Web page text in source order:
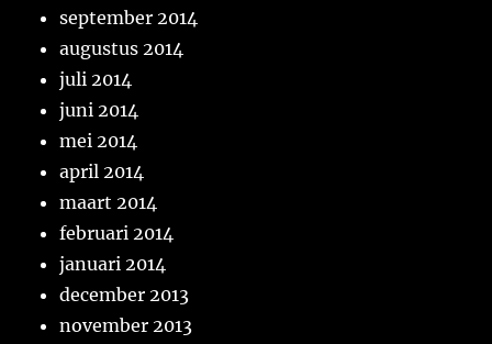
september 2014
augustus 2014
juli 2014
juni 2014
mei 2014
april 2014
maart 2014
februari 2014
januari 2014
december 2013
november 2013